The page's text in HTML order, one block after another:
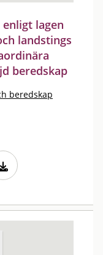
lagen
landstings
beredskap
beredskap